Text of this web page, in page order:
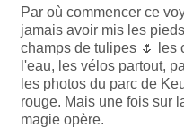
Par où commencer ce
jamais avoir mis les
champs de tulipes 🌷
les
l'eau, les vélos partout,
les photos du parc de
rouge. Mais une fois sur
magie opère.